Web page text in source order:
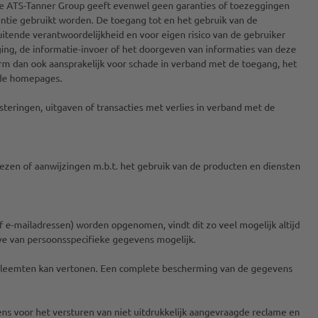
Tanner Group geeft evenwel geen garanties of toezeggingen
gebruikt worden. De toegang tot en het gebruik van de
verantwoordelijkheid en voor eigen risico van de gebruiker
de informatie-invoer of het doorgeven van informaties van deze
dan ook aansprakelijk voor schade in verband met de toegang, het
homepages.
uitgaven of transacties met verlies in verband met de
of aanwijzingen m.b.t. het gebruik van de producten en diensten
e-mailadressen) worden opgenomen, vindt dit zo veel mogelijk altijd
van persoonsspecifieke gegevens mogelijk.
kan vertonen. Een complete bescherming van de gegevens
voor het versturen van niet uitdrukkelijk aangevraagde reclame en